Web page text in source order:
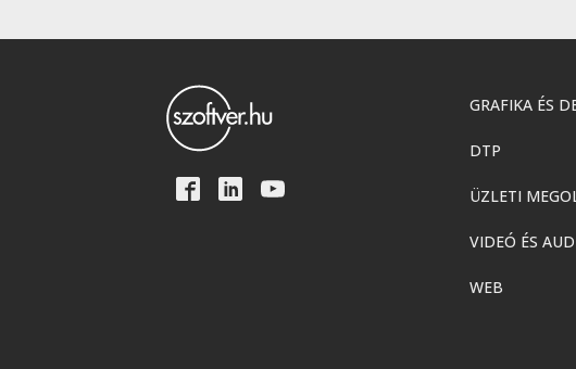
GRAFIKA ÉS
DTP
ÜZLETI
VIDEÓ ÉS
WEB